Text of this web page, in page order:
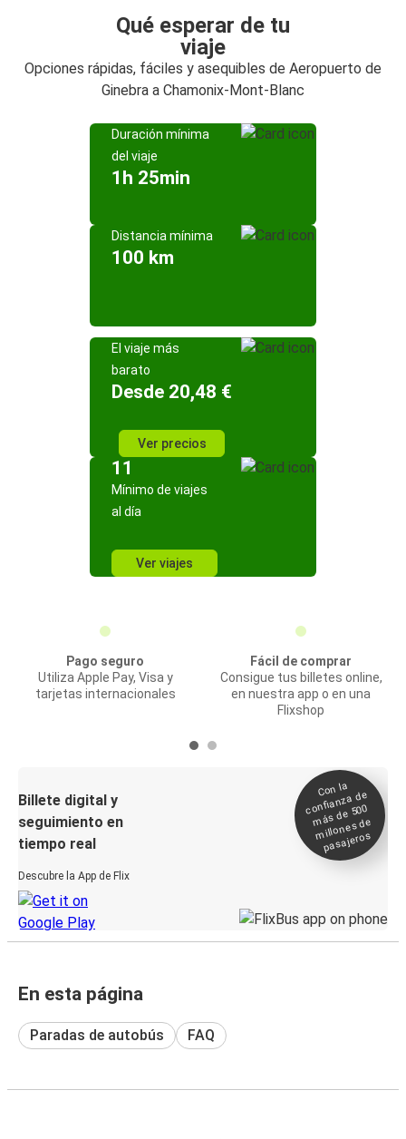
Qué esperar de tu
viaje
Opciones rápidas, fáciles y asequibles de Aeropuerto de
Ginebra a Chamonix-Mont-Blanc
Duración mínima
del viaje
1h 25min
Distancia mínima
100 km
El viaje más
barato
Desde 20,48 €
Ver precios
11
Mínimo de viajes
al día
Ver viajes
Pago seguro
Utiliza Apple Pay, Visa y
tarjetas internacionales
Fácil de comprar
Consigue tus billetes online,
en nuestra app o en una
Flixshop
Billete digital y
seguimiento en
tiempo real
Descubre la App de Flix
Con la
confianza de
más de 500
millones de
pasajeros
En esta página
Paradas de autobús FAQ